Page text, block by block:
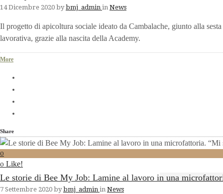
14 Dicembre 2020 by bmj_admin in News
Il progetto di apicoltura sociale ideato da Cambalache, giunto alla
lavorativa, grazie alla nascita della Academy.
More
Share
0
0 Like!
Le storie di Bee My Job: Lamine al lavoro in una
7 Settembre 2020 by bmj_admin in News